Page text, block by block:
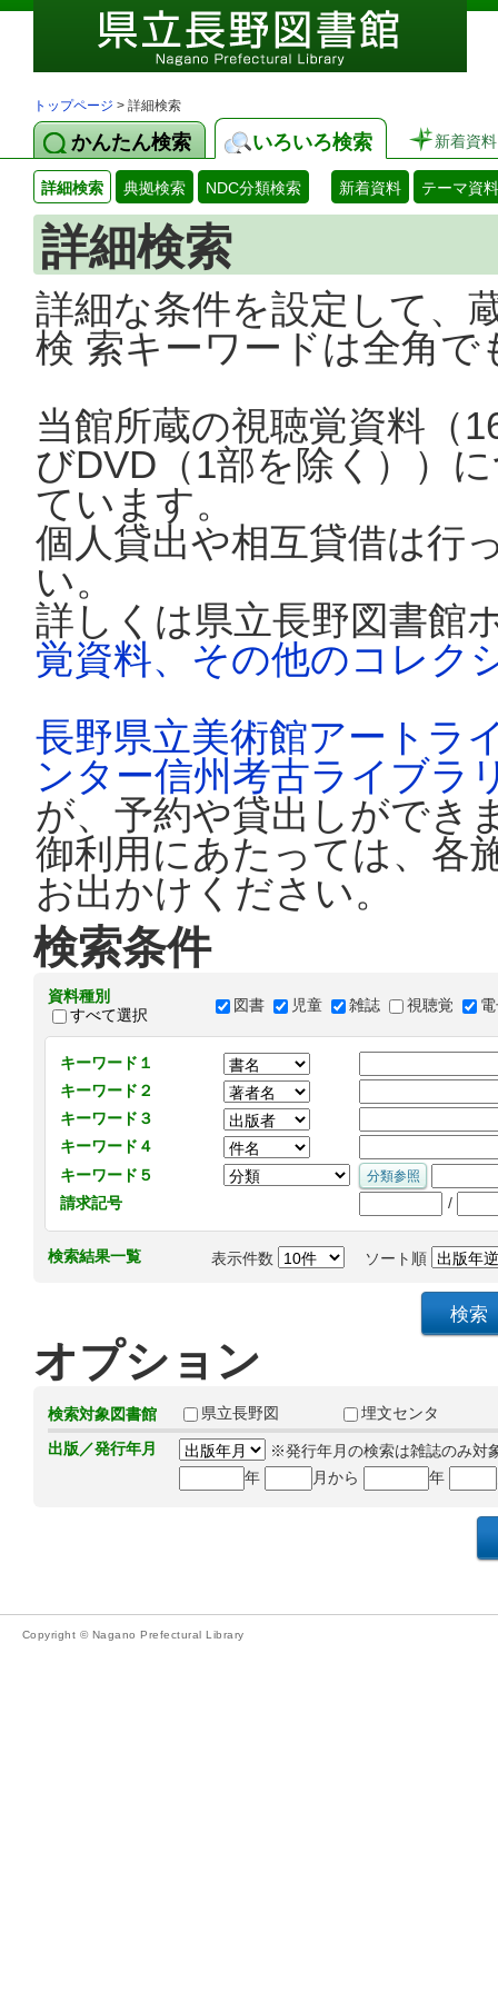
トップページ > 詳細検索
かんたん検索 いろいろ検索 新着資料
詳細検索 典拠検索 NDC分類検索 新着資料 テーマ資料
詳細検索
詳細な条件を設定して、
検 索キーワードは全角
当館所蔵の視聴覚資料（
びDVD（1部を除く））
ています。
個人貸出や相互貸借は行
い。
詳しくは県立長野図書館
覚資料、その他のコレク
長野県立美術館アートラ
ンター信州考古ライブラ
が、予約や貸出しができ
御利用にあたっては、各
お出かけください。
検索条件
資料種別
すべて選択
図書 児童 雑誌 視聴覚
キーワード１
キーワード２
キーワード３
キーワード４
キーワード５
請求記号
/
検索結果一覧 表示件数 ソート順
オプション
検索対象図書館 県立長野図
埋文センタ
出版／発行年月
※発行年月の検索は雑誌のみ対
年
月から 年
Copyright © Nagano Prefectural Library